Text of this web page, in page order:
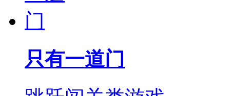
只有一道门